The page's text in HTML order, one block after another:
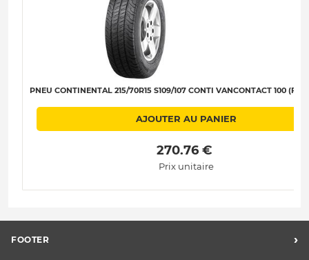
PNEU CONTINENTAL 215/70R15 S109/107 CONTI VANCONTACT 100
AJOUTER AU PANIER
270.76 €
Prix unitaire
FOOTER ›